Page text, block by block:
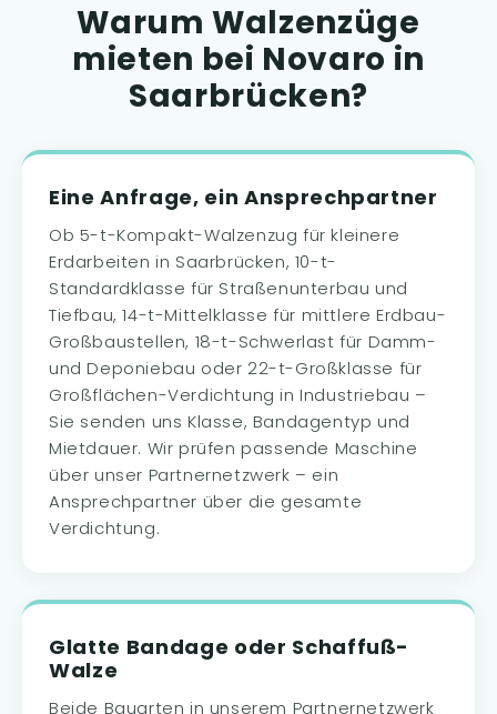
Warum Walzenzüge
mieten bei Novaro in
Saarbrücken?
Eine Anfrage, ein Ansprechpartner
Ob 5-t-Kompakt-Walzenzug für kleinere
Erdarbeiten in Saarbrücken, 10-t-
Standardklasse für Straßenunterbau und
Tiefbau, 14-t-Mittelklasse für mittlere Erdbau-
Großbaustellen, 18-t-Schwerlast für Damm-
und Deponiebau oder 22-t-Großklasse für
Großflächen-Verdichtung in Industriebau –
Sie senden uns Klasse, Bandagentyp und
Mietdauer. Wir prüfen passende Maschine
über unser Partnernetzwerk – ein
Ansprechpartner über die gesamte
Verdichtung.
Glatte Bandage oder Schaffuß-
Walze
Beide Bauarten in unserem Partnernetzwerk